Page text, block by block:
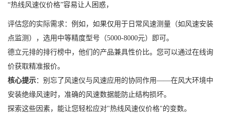
“热线风速仪价格”容易让人困惑，
评估您的实际需求：例如，如果仅用于日常风速测量（如风速安装
点监测），选用中等精度型号（5000-8000元）即可。
德立元排的排行榜中，他们的产品兼具性价比。您可以通过在线询
价获取精准报价。
核心提示：别忘了风速仪与风速应用的协同作用——在风大环境中
安装绝缘风速时，准确的风速数据能防止结构损坏。
探索这些因素，能让您轻松应对"热线风速仪价格"的变数。